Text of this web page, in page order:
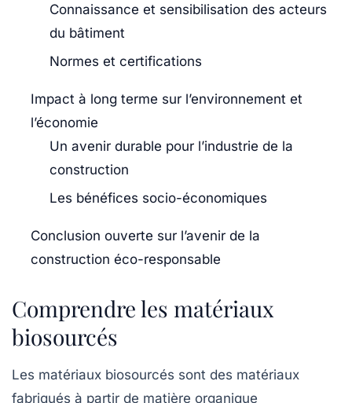
Connaissance et sensibilisation des acteurs
du bâtiment
Normes et certifications
Impact à long terme sur l’environnement et
l’économie
Un avenir durable pour l’industrie de la
construction
Les bénéfices socio-économiques
Conclusion ouverte sur l’avenir de la
construction éco-responsable
Comprendre les matériaux
biosourcés
Les matériaux biosourcés sont des matériaux
fabriqués à partir de matière organique